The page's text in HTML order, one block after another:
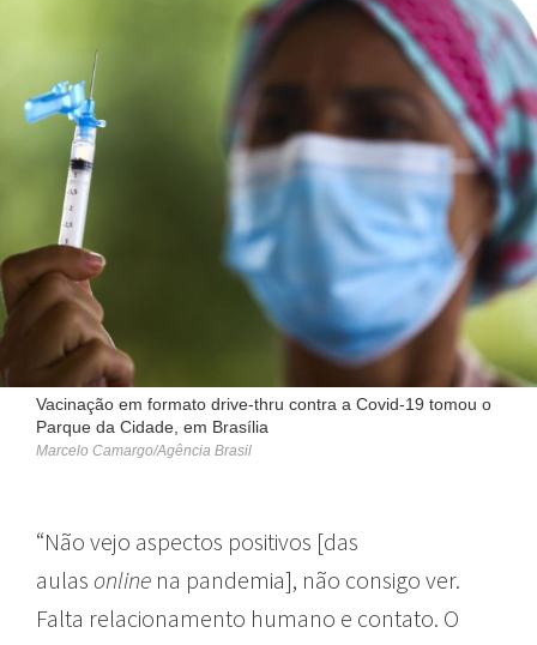
Vacinação em formato drive-thru contra a Covid-19 tomou o
Parque da Cidade, em Brasília
Marcelo Camargo/Agência Brasil
“Não vejo aspectos positivos [das
aulas online na pandemia], não consigo ver.
Falta relacionamento humano e contato. O